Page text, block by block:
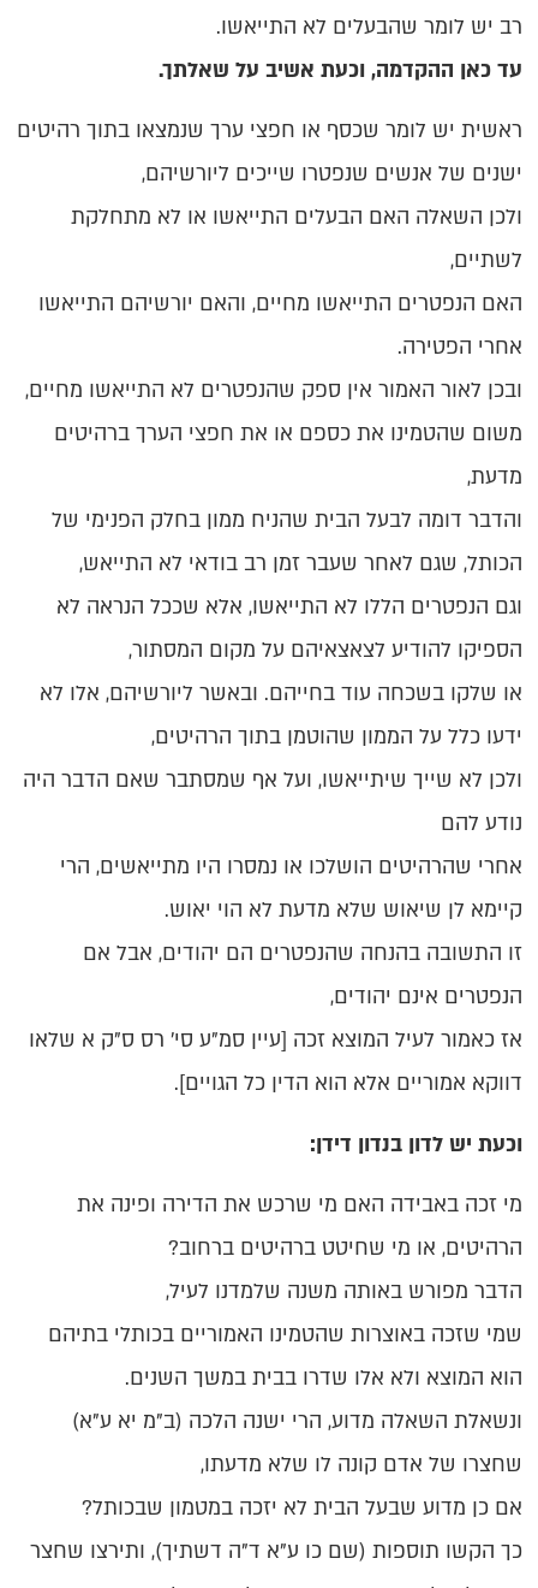
רב יש לומר שהבעלים לא התייאשו.
עד כאן ההקדמה, וכעת אשיב על שאלתך.
ראשית יש לומר שכסף או חפצי ערך שנמצאו בתוך רהיטים
ישנים של אנשים שנפטרו שייכים ליורשיהם,
ולכן השאלה האם הבעלים התייאשו או לא מתחלקת
לשתיים,
האם הנפטרים התייאשו מחיים, והאם יורשיהם התייאשו
אחרי הפטירה.
ובכן לאור האמור אין ספק שהנפטרים לא התייאשו מחיים,
משום שהטמינו את כספם או את חפצי הערך ברהיטים
מדעת,
והדבר דומה לבעל הבית שהניח ממון בחלק הפנימי של
הכותל, שגם לאחר שעבר זמן רב בודאי לא התייאש,
וגם הנפטרים הללו לא התייאשו, אלא שככל הנראה לא
הספיקו להודיע לצאצאיהם על מקום המסתור,
או שלקו בשכחה עוד בחייהם. ובאשר ליורשיהם, אלו לא
ידעו כלל על הממון שהוטמן בתוך הרהיטים,
ולכן לא שייך שיתייאשו, ועל אף שמסתבר שאם הדבר היה
נודע להם
אחרי שהרהיטים הושלכו או נמסרו היו מתייאשים, הרי
קיימא לן שיאוש שלא מדעת לא הוי יאוש.
זו התשובה בהנחה שהנפטרים הם יהודים, אבל אם
הנפטרים אינם יהודים,
אז כאמור לעיל המוצא זכה [עיין סמ"ע סי' רס ס"ק א שלאו
דווקא אמוריים אלא הוא הדין כל הגויים].
וכעת יש לדון בנדון דידן:
מי זכה באבידה האם מי שרכש את הדירה ופינה את
הרהיטים, או מי שחיטט ברהיטים ברחוב?
הדבר מפורש באותה משנה שלמדנו לעיל,
שמי שזכה באוצרות שהטמינו האמוריים בכותלי בתיהם
הוא המוצא ולא אלו שדרו בבית במשך השנים.
ונשאלת השאלה מדוע, הרי ישנה הלכה (ב"מ יא ע"א)
שחצרו של אדם קונה לו שלא מדעתו,
אם כן מדוע שבעל הבית לא יזכה במטמון שבכותל?
כך הקשו תוספות (שם כו ע"א ד"ה דשתיך), ותירצו שחצר